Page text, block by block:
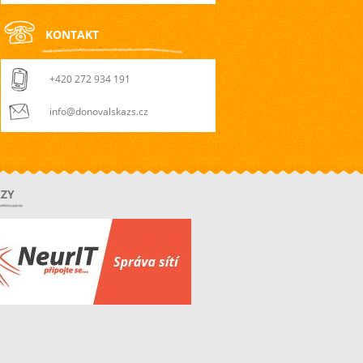
KONTAKT
+420 272 934 191
info@donovalskazs.cz